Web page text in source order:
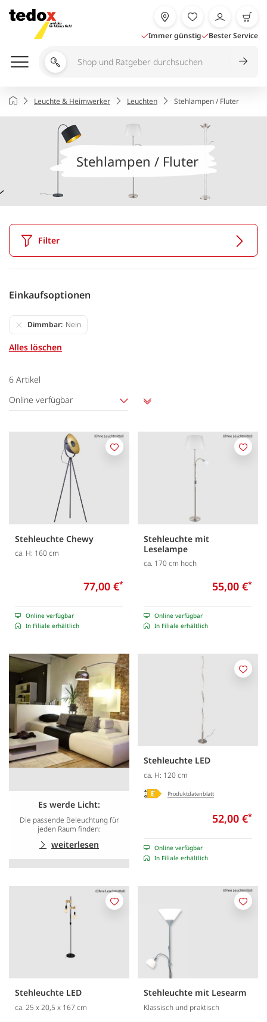
Inhalt
springen
Immer günstig Bester Service
Shop
durchsuchen
StartseiteLeuchte & Heimwerker Leuchten Stehlampen / Fluter
Stehlampen / Fluter
Filter
Einkaufsoptionen
Dimmbar Nein
Alles löschen
6 Artikel
Online verfügbar
Stehleuchte Chewy
ca. H: 160 cm
77,00 €*
Online verfügbar
In Filiale erhältlich
Merken
Stehleuchte mit
Leselampe
ca. 170 cm hoch
55,00 €*
Online verfügbar
In Filiale erhältlich
Es werde Licht:
Die passende Beleuchtung für
jeden Raum finden:
weiterlesen
Stehleuchte LED
ca. H: 120 cm
Produktdatenblatt
52,00 €*
Online verfügbar
In Filiale erhältlich
Stehleuchte LED
ca. 25 x 20,5 x 167 cm
Merken
Stehleuchte mit Lesearm
Klassisch und praktisch